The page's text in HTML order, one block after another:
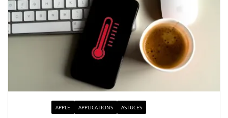
APPLE APPLICATIONS ASTUCES